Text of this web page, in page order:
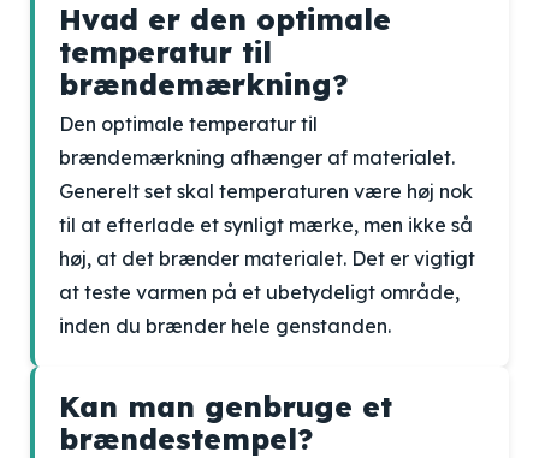
Hvad er den optimale
temperatur til
brændemærkning?
Den optimale temperatur til
brændemærkning afhænger af materialet.
Generelt set skal temperaturen være høj nok
til at efterlade et synligt mærke, men ikke så
høj, at det brænder materialet. Det er vigtigt
at teste varmen på et ubetydeligt område,
inden du brænder hele genstanden.
Kan man genbruge et
brændestempel?